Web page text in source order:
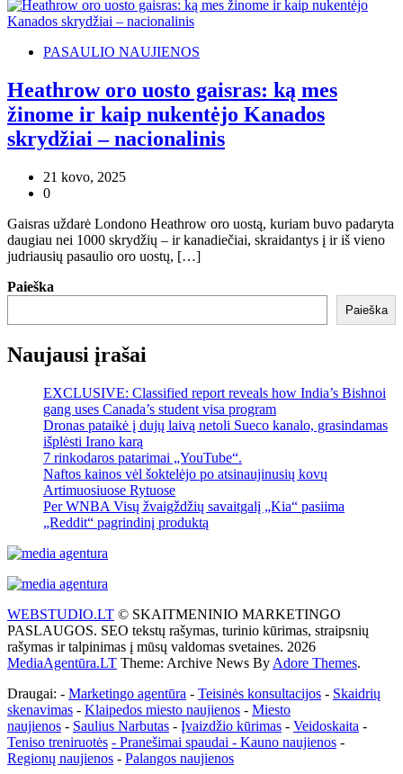
PASAULIO NAUJIENOS
Heathrow oro uosto gaisras: ką mes
žinome ir kaip nukentėjo Kanados
skrydžiai – nacionalinis
21 kovo, 2025
0
Gaisras uždarė Londono Heathrow oro uostą, kuriam buvo padaryta
daugiau nei 1000 skrydžių – ir kanadiečiai, skraidantys į ir iš vieno
judriausių pasaulio oro uostų, […]
Paieška
Paieška
Naujausi įrašai
EXCLUSIVE: Classified report reveals how India’s Bishnoi
gang uses Canada’s student visa program
Dronas pataikė į dujų laivą netoli Sueco kanalo, grasindamas
išplėsti Irano karą
7 rinkodaros patarimai „YouTube“.
Naftos kainos vėl šoktelėjo po atsinaujinusių kovų
Artimuosiuose Rytuose
Per WNBA Visų žvaigždžių savaitgalį „Kia“ pasiima
„Reddit“ pagrindinį produktą
WEBSTUDIO.LT © SKAITMENINIO MARKETINGO
PASLAUGOS. SEO tekstų rašymas, turinio kūrimas, straipsnių
rašymas ir talpinimas į mūsų valdomas svetaines. 2026
MediaAgentūra.LT Theme: Archive News By Adore Themes.
Draugai: - Marketingo agentūra - Teisinės konsultacijos - Skaidrių
skenavimas - Klaipedos miesto naujienos - Miesto
naujienos - Saulius Narbutas - Įvaizdžio kūrimas - Veidoskaita -
Teniso treniruotės - Pranešimai spaudai - Kauno naujienos -
Regionų naujienos - Palangos naujienos